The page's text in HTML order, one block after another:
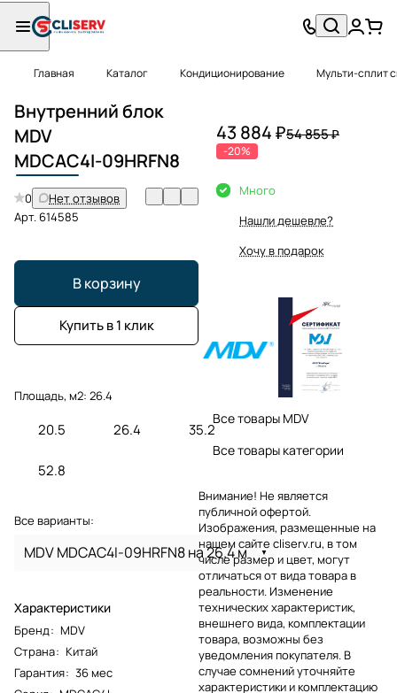
Главная Каталог Кондиционирование Мульти-сплит
Внутренний блок
MDV
MDCAC4I-09HRFN8
0
Нет отзывов
Арт.614585
В корзину
Купить в 1 клик
Площадь, м2: 26.4
20.5 26.4 35.2
52.8
Все варианты:
MDV MDCAC4I-09HRFN8 на 26.4 м
Характеристики
Бренд: MDV
Страна: Китай
Гарантия: 36 мес
43 884 ₽54 855 ₽
-20%
Много
Нашли дешевле?
Хочу в подарок
Все товары MDV
Все товары категории
Внимание! Не является
публичной офертой.
Изображения, размещенные на
нашем сайте cliserv.ru, в том
числе размер и цвет, могут
отличаться от вида товара в
реальности. Изменение
технических характеристик,
внешнего вида, комплектации
товара, возможны без
уведомления покупателя. В
случае сомнений уточняйте
характеристики и комплектацию